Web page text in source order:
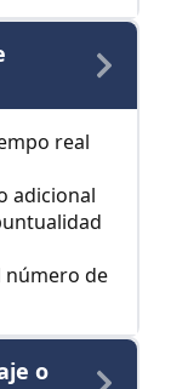
real
adicional
número de
o